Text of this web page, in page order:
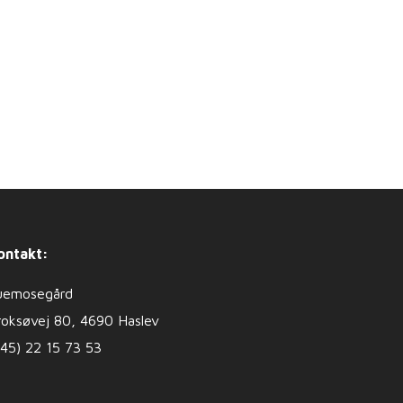
80, 4690 Haslev
22 15 73 53